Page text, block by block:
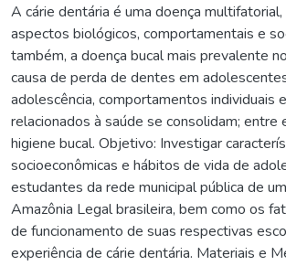
A cárie dentária é uma doença
aspectos biológicos, comportamentais e
também, a doença bucal mais prevalente
causa de perda de dentes em
adolescência, comportamentos individuais
relacionados à saúde se consolidam; entre
higiene bucal. Objetivo: Investigar
socioeconômicas e hábitos de vida de
estudantes da rede municipal pública de
Amazônia Legal brasileira, bem como os
de funcionamento de suas respectivas
experiência de cárie dentária. Materiais e